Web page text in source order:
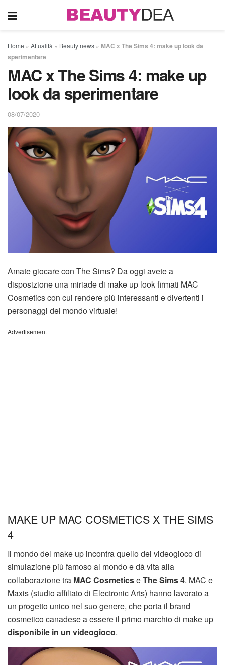
Home » Attualità » Beauty news » MAC x The Sims 4: make up look da
sperimentare
MAC x The Sims 4: make up
look da sperimentare
08/07/2020
Amate giocare con The Sims? Da oggi avete a
disposizione una miriade di make up look firmati MAC
Cosmetics con cui rendere più interessanti e divertenti i
personaggi del mondo virtuale!
Advertisement
MAKE UP MAC COSMETICS X THE SIMS
4
Il mondo del make up incontra quello del videogioco di
simulazione più famoso al mondo e dà vita alla
collaborazione tra MAC CosmeticseThe Sims 4. MAC e
Maxis (studio affiliato di Electronic Arts) hanno lavorato a
un progetto unico nel suo genere, che porta il brand
cosmetico canadese a essere il primo marchio di make up
disponibile in un videogioco.